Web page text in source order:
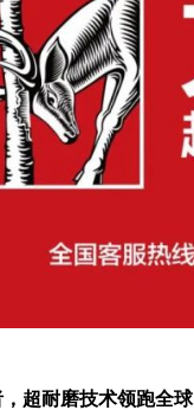
超耐磨技术领跑全球